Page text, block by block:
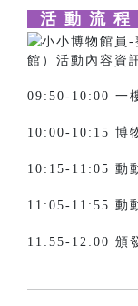
活 動 流 程
09:50-10:00 一
10:00-10:15 博
10:15-11:05 動
11:05-11:55 動
11:55-12:00